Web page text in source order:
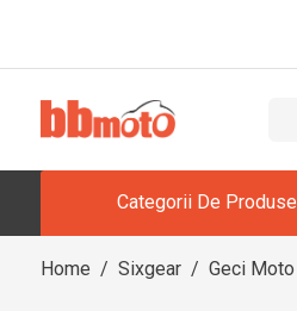
Categorii De Produse
Home / Sixgear / Geci Moto